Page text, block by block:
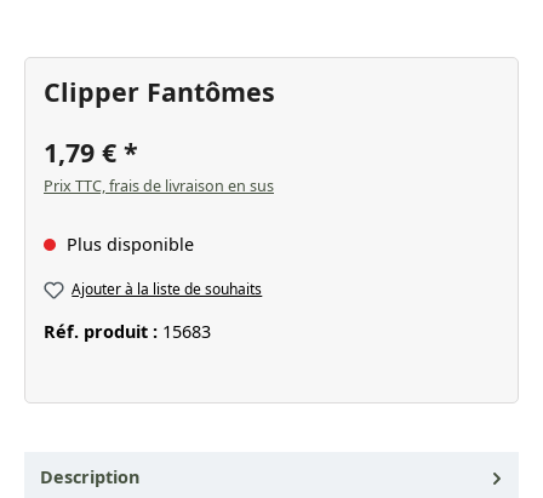
Clipper Fantômes
1,79 €
Prix TTC, frais de livraison en sus
Plus disponible
Ajouter à la liste de souhaits
Réf. produit : 15683
Description